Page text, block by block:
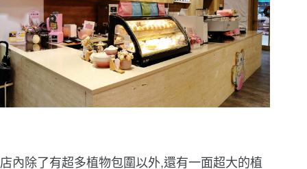
店內除了有超多植物包圍以外,還有一面超大的植